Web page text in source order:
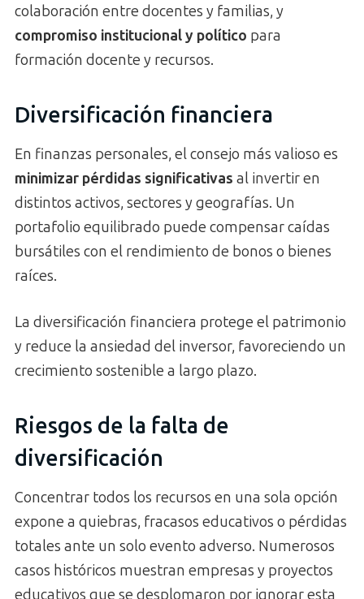
colaboración entre docentes y familias, y
compromiso institucional y político para
formación docente y recursos.
Diversificación financiera
En finanzas personales, el consejo más valioso es
minimizar pérdidas significativas al invertir en
distintos activos, sectores y geografías. Un
portafolio equilibrado puede compensar caídas
bursátiles con el rendimiento de bonos o bienes
raíces.
La diversificación financiera protege el patrimonio
y reduce la ansiedad del inversor, favoreciendo un
crecimiento sostenible a largo plazo.
Riesgos de la falta de
diversificación
Concentrar todos los recursos en una sola opción
expone a quiebras, fracasos educativos o pérdidas
totales ante un solo evento adverso. Numerosos
casos históricos muestran empresas y proyectos
educativos que se desplomaron por ignorar esta